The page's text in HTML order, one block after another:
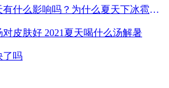
夏天雨水多对冬天有什么影响吗？为什么夏天下冰雹而冬天不下冰雹
对皮肤好 2021夏天喝什么汤解暑
了吗